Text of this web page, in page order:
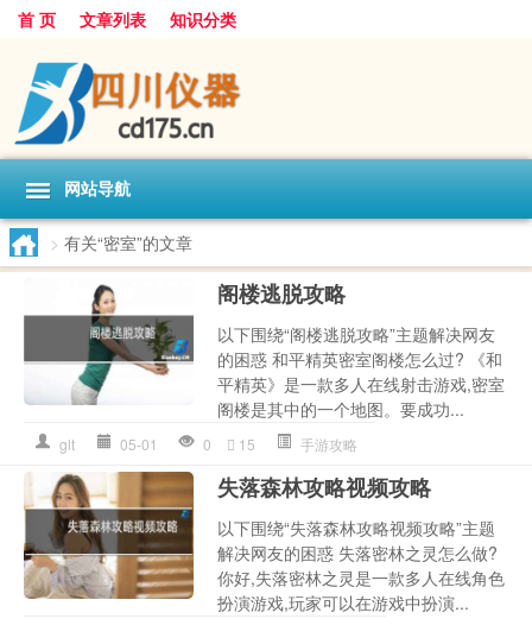
首 页 文章列表 知识分类
网站导航
> 有关“密室”的文章
阁楼逃脱攻略
以下围绕“阁楼逃脱攻略”主题解决网友
的困惑 和平精英密室阁楼怎么过? 《和
平精英》是一款多人在线射击游戏,密室
阁楼是其中的一个地图。要成功...
glt 05-01 0 15 手游攻略
失落森林攻略视频攻略
以下围绕“失落森林攻略视频攻略”主题
解决网友的困惑 失落密林之灵怎么做?
你好,失落密林之灵是一款多人在线角色
扮演游戏,玩家可以在游戏中扮演...